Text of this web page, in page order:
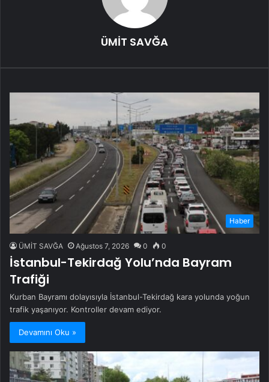
ÜMİT SAVĞA
Haber
ÜMİT SAVĞA Ağustos 7, 2026 0 0
İstanbul-Tekirdağ Yolu’nda Bayram
Trafiği
Kurban Bayramı dolayısıyla İstanbul-Tekirdağ kara yolunda yoğun
trafik yaşanıyor. Kontroller devam ediyor.
Devamını Oku »